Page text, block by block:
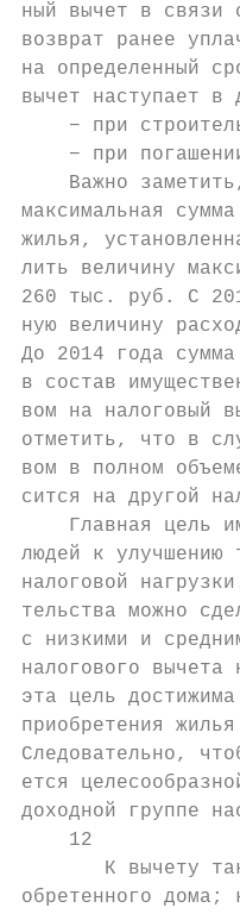
ный вычет в связи
возврат ранее
на определенный
вычет наступает в
− при
− при
Важно
максимальная
жилья,
лить величину
260 тыс. руб. С
ную величину
До 2014 года
в состав
вом на налоговый
отметить, что в
вом в полном
сится на другой
Главная цель
людей к улучшению
налоговой
тельства можно
с низкими и
налогового
эта цель
приобретения
Следовательно,
ется
доходной группе
    12
К вычету
обретенного дома;